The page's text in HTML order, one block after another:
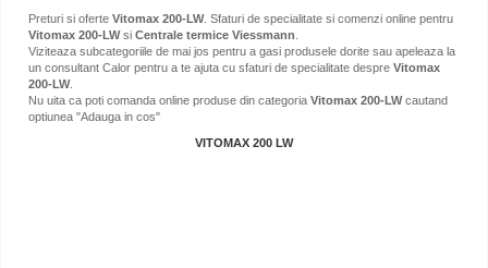
Preturi si oferte Vitomax 200-LW. Sfaturi de specialitate si comenzi online pentru
Vitomax 200-LWsi Centrale termice Viessmann
Viziteaza subcategoriile de mai jos pentru a gasi produsele dorite sau apeleaza la
un consultant Calor pentru a te ajuta cu sfaturi de specialitate despre Vitomax
200-LW.
Nu uita ca poti comanda online produse din categoria Vitomax 200-LWcautand
optiunea "Adauga in cos"
VITOMAX 200 LW